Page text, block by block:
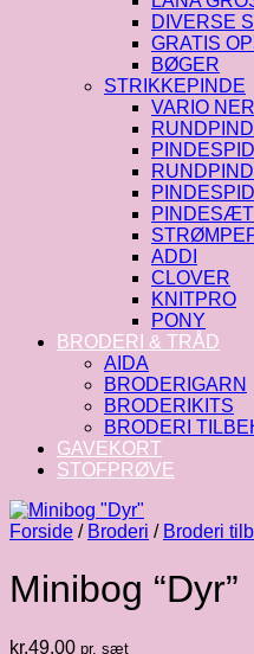
DIVERSE
GRATIS
BØGER
STRIKKEPINDE
VARIO
PINDESÆT
ADDI
CLOVER
KNITPRO
PONY
BRODERI & TRÅD
AIDA
BRODERIGARN
BRODERIKITS
BRODERI
GAVEKORT
STOFPRØVE
Forside / Broderi / Broderi
Minibog “Dyr”
kr.49.00 pr. sæt